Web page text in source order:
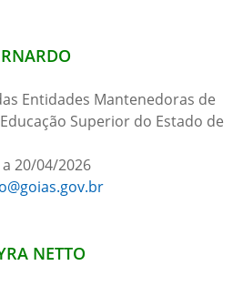
Entidades Mantenedoras de
Superior do Estado de
20/04/2026
NETTO